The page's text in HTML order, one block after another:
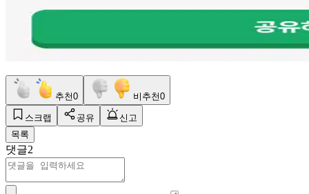
추천0 비추천0
스크랩 공유
신고
목록
댓글2